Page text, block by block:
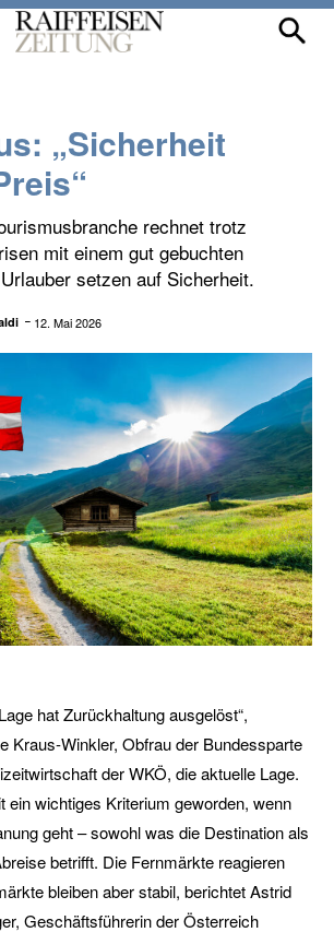
„Sicherheit
rechnet trotz
mit einem gut gebuchten
setzen auf Sicherheit.
12. Mai 2026
hat Zurückhaltung ausgelöst“,
Kraus-Winkler, Obfrau der Bundessparte
der WKÖ, die aktuelle Lage.
ein wichtiges Kriterium geworden, wenn
geht – sowohl was die Destination als
betrifft. Die Fernmärkte reagieren
bleiben aber stabil, berichtet Astrid
Geschäftsführerin der Österreich